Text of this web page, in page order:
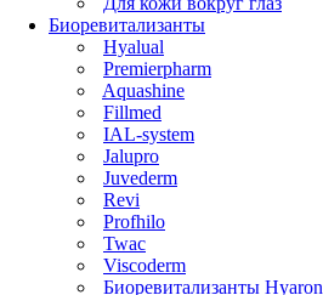
Биоревитализанты
Hyalual
Premierpharm
Aquashine
Fillmed
IAL-system
Jalupro
Juvederm
Revi
Profhilo
Twac
Viscoderm
Биоревитализанты Hyaron